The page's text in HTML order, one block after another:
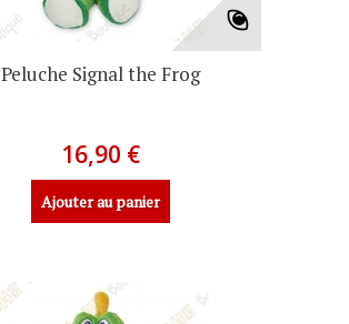
Peluche Signal the Frog
16,90 €
Ajouter au panier